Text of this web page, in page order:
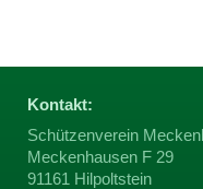
Kontakt:
Schützenverein
Meckenhausen F 29
91161 Hilpoltstein